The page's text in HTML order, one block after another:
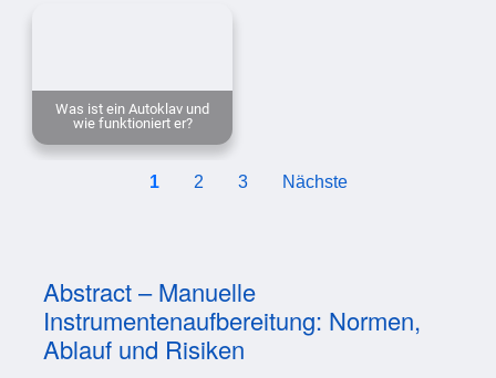
Was ist ein Autoklav und
wie funktioniert er?
1 2 3 Nächste
Abstract – Manuelle
Instrumentenaufbereitung: Normen,
Ablauf und Risiken